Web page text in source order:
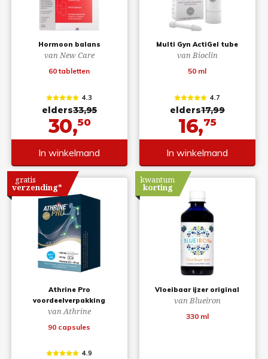
Hormoon balans
van New Care
60 tabletten
4.3
elders33,95
30,50
In winkelmand
Multi Gyn ActiGel tube
van Bioclin
50 ml
4.7
elders17,99
16,75
In winkelmand
Athrine Pro
voordeelverpakking
van Athrine
90 capsules
gratis
verzending*
4.9
Vloeibaar ijzer original
van Blueiron
330 ml
kwantum
korting